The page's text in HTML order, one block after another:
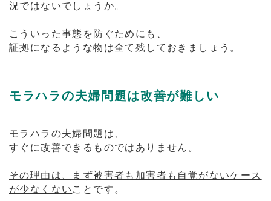
況ではないでしょうか。
こういった事態を防ぐためにも、
証拠になるような物は全て残しておきましょう。
モラハラの夫婦問題は改善が難しい
モラハラの夫婦問題は、
すぐに改善できるものではありません。
その理由は、まず被害者も加害者も自覚がないケース
が少なくない ことです。